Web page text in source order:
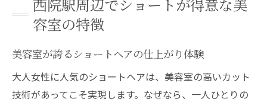
西院駅周辺でショートが得意な美
容室の特徴
美容室が誇るショートヘアの仕上がり体験
大人女性に人気のショートヘアは、美容室の高いカット
技術があってこそ実現します。なぜなら、一人ひとりの